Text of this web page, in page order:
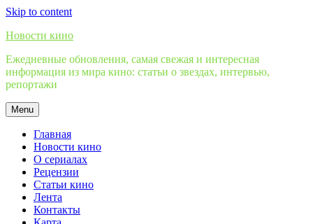
Skip to content
Новости кино
Ежедневные обновления, самая свежая и интересная
информация из мира кино: статьи о звездах, интервью,
репортажи
Menu
Главная
Новости кино
О сериалах
Рецензии
Статьи кино
Лента
Контакты